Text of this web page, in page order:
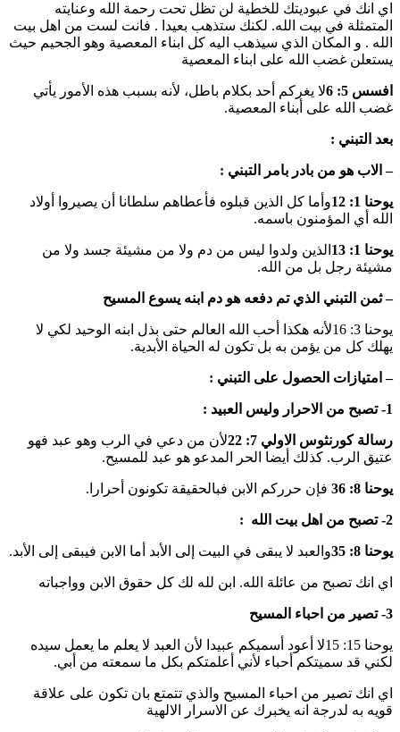
اي انك في عبوديتك للخطية لن تظل تحت رحمة الله وعنايته
المتمثلة في بيت الله. لكنك ستذهب بعيدا . فانت لست من اهل بيت
الله . و المكان الذي سيذهب اليه كل ابناء المعصية وهو الجحيم حيث
يستعلن غضب الله على ابناء المعصية
افسس 5: 6
لا يغركم أحد بكلام باطل، لأنه بسبب هذه الأمور يأتي
غضب الله على أبناء المعصية.
بعد التبني :
– الاب هو من بادر بامر التبني :
يوحنا 1: 12
وأما كل الذين قبلوه فأعطاهم سلطانا أن يصيروا أولاد
الله أي المؤمنون باسمه.
يوحنا 1: 13
الذين ولدوا ليس من دم ولا من مشيئة جسد ولا من
مشيئة رجل بل من الله.
– ثمن التبني الذي تم دفعه هو دم ابنه يسوع المسيح
يوحنا 3: 16لأنه هكذا أحب الله العالم حتى بذل ابنه الوحيد لكي لا
يهلك كل من يؤمن به بل تكون له الحياة الأبدية.
– امتيازات الحصول على التبني :
1- تصبح من الاحرار وليس العبيد :
رسالة كورنثوس الاولي 7: 22
لأن من دعي في الرب وهو عبد فهو
عتيق الرب. كذلك أيضا الحر المدعو هو عبد للمسيح.
يوحنا 8: 36 فإن حرركم الابن فبالحقيقة تكونون أحرارا.
2- تصبح من اهل بيت الله :
يوحنا 8: 35 والعبد لا يبقى في البيت إلى الأبد أما الابن فيبقى إلى الأبد.
اي انك تصبح من عائلة الله. ابن لله لك كل حقوق الابن وواجباته
3- تصير من احباء المسيح
يوحنا 15: 15لا أعود أسميكم عبيدا لأن العبد لا يعلم ما يعمل سيده
لكني قد سميتكم أحباء لأني أعلمتكم بكل ما سمعته من أبي.
اي انك تصير من احباء المسيح والذي تتمتع بان تكون على علاقة
قويه به لدرجة انه يخبرك عن الاسرار الالهية